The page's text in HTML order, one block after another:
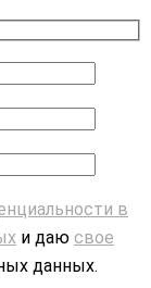
в
и даю свое
данных.